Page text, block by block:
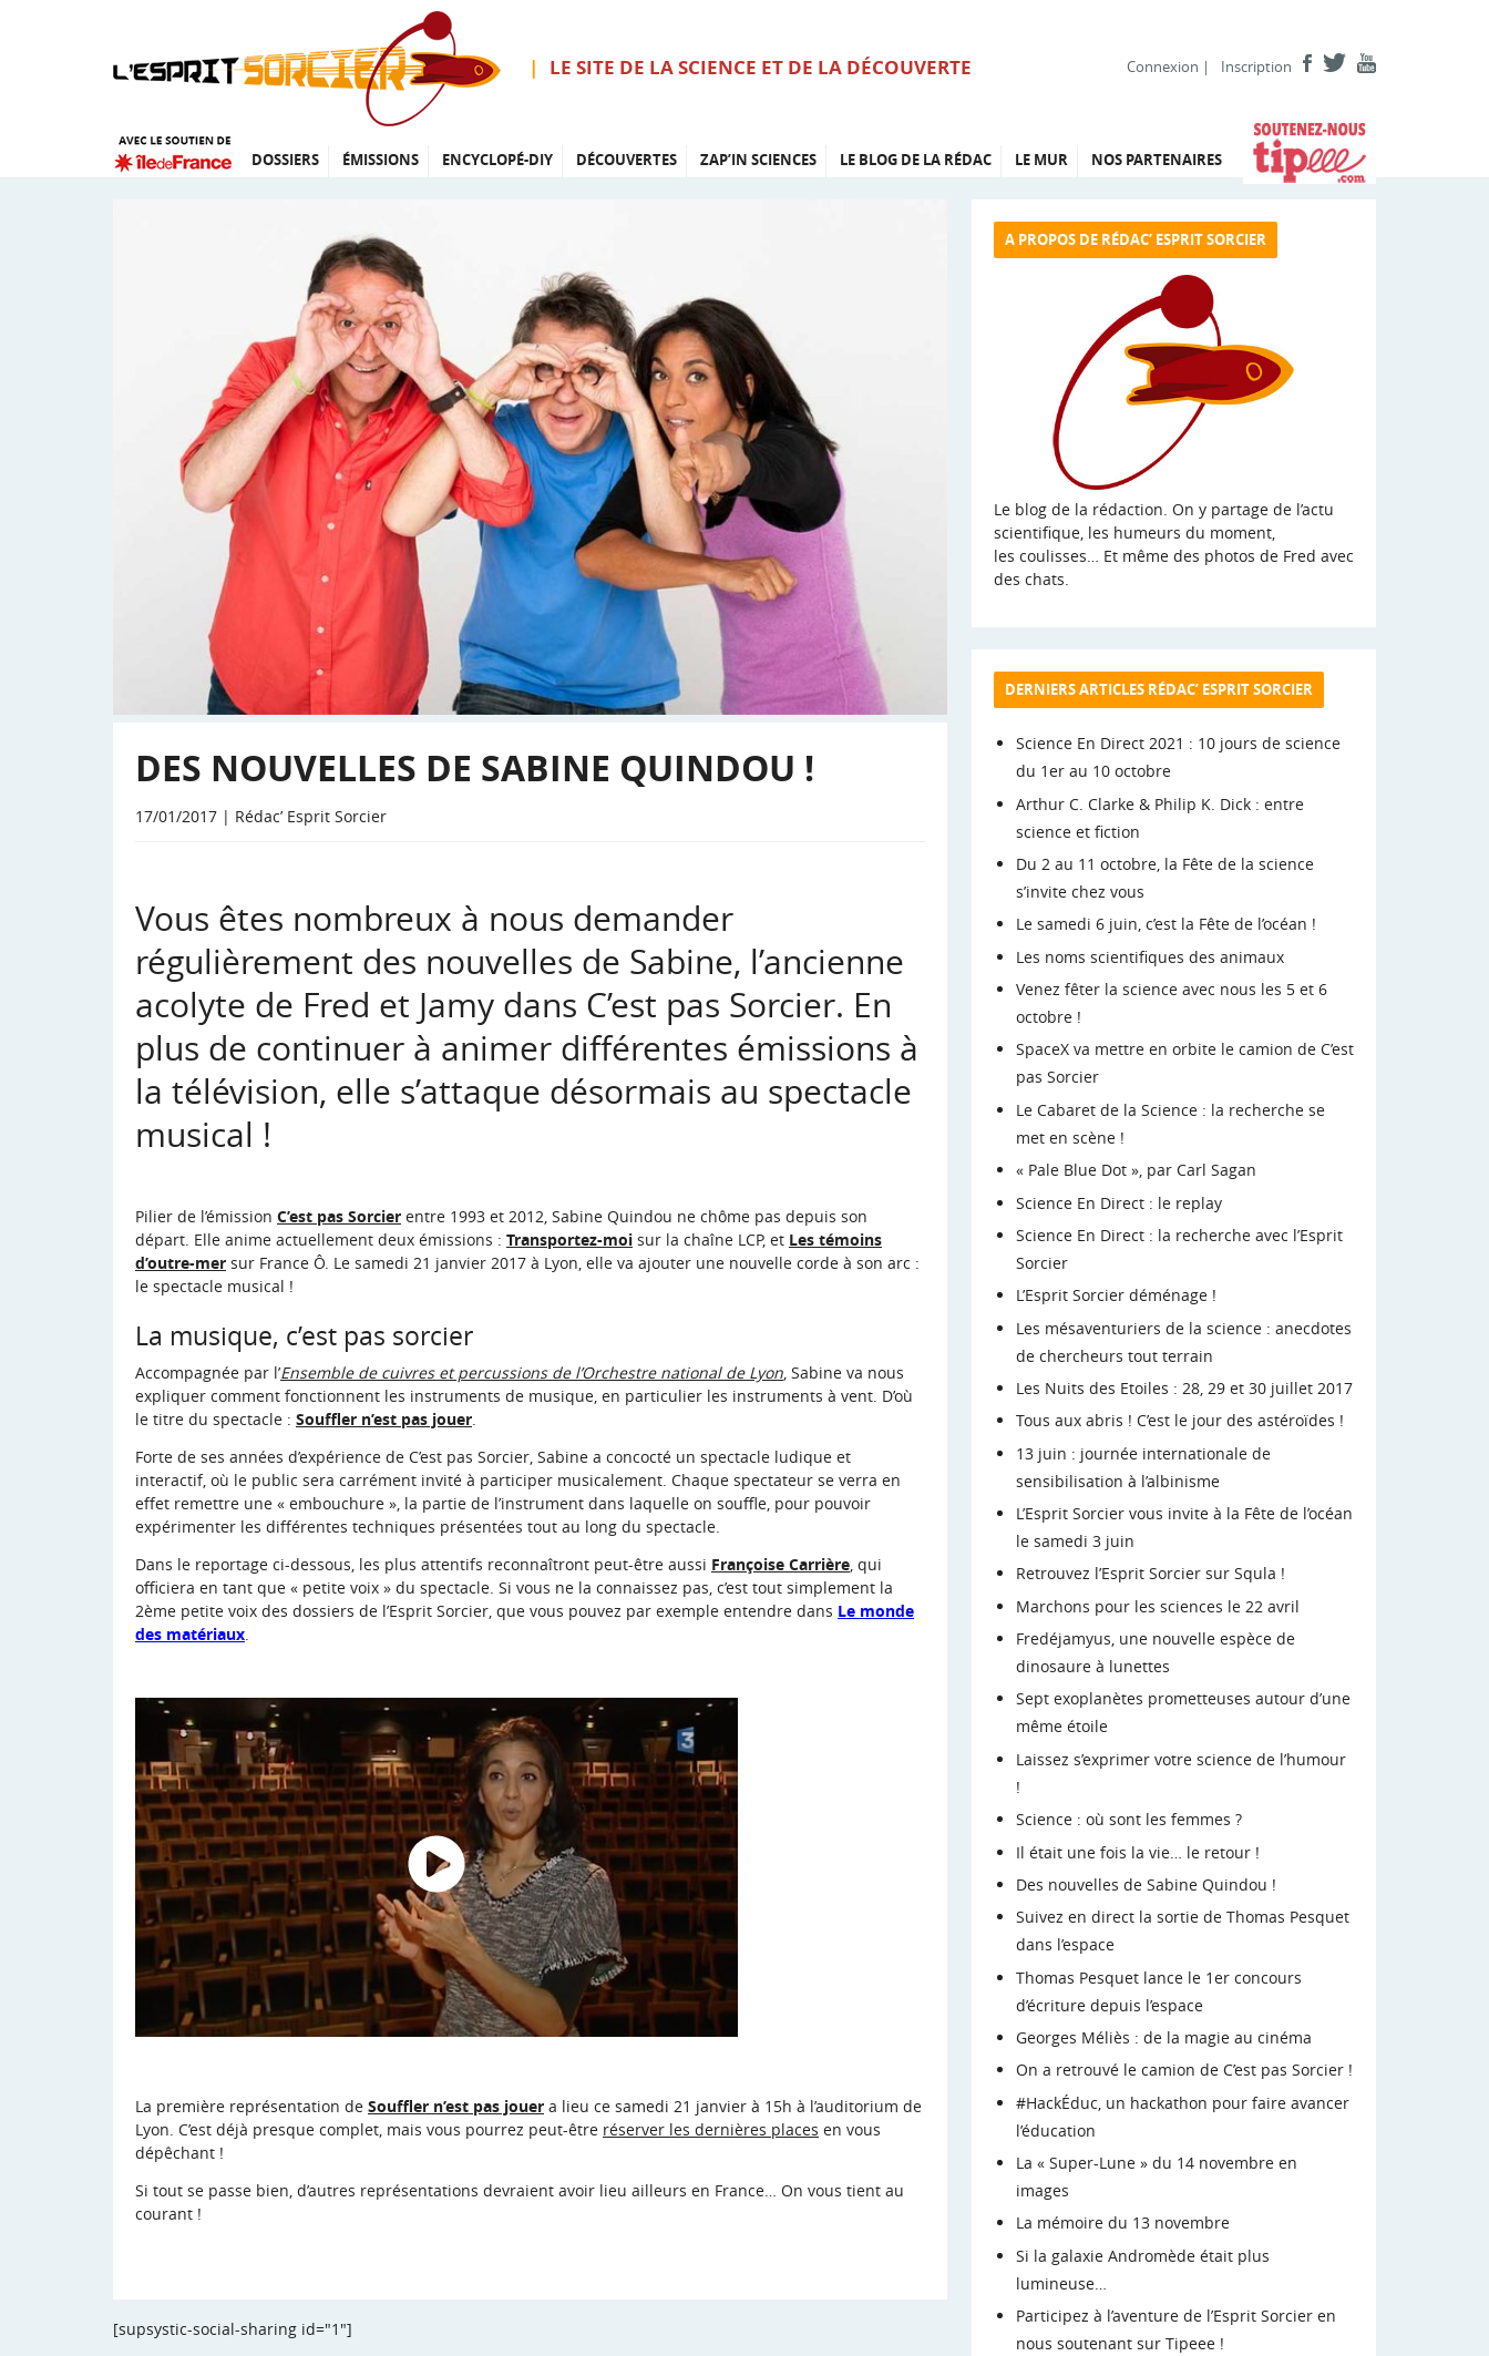
LE SITE DE LA SCIENCE ET DE LA DÉCOUVERTE Connexion | Inscription
DOSSIERS ÉMISSIONS ENCYCLOPÉ-DIY DÉCOUVERTES ZAP’IN SCIENCES LE BLOG DE LA RÉDAC LE MUR NOS PARTENAIRES
DES NOUVELLES DE SABINE QUINDOU !
17/01/2017 | Rédac’ Esprit Sorcier
Vous êtes nombreux à nous demander
régulièrement des nouvelles de Sabine, l’ancienne
acolyte de Fred et Jamy dans C’est pas Sorcier. En
plus de continuer à animer différentes émissions à
la télévision, elle s’attaque désormais au spectacle
musical !
Pilier de l’émission C’est pas Sorcier entre 1993 et 2012, Sabine Quindou ne chôme pas depuis son
départ. Elle anime actuellement deux émissions : Transportez-moi sur la chaîne LCP, et Les témoins
d’outre-mer sur France Ô. Le samedi 21 janvier 2017 à Lyon, elle va ajouter une nouvelle corde à son arc :
le spectacle musical !
La musique, c’est pas sorcier
Accompagnée par l’Ensemble de cuivres et percussions de l’Orchestre national de Lyon, Sabine va nous
expliquer comment fonctionnent les instruments de musique, en particulier les instruments à vent. D’où
le titre du spectacle : Souffler n’est pas jouer.
Forte de ses années d’expérience de C’est pas Sorcier, Sabine a concocté un spectacle ludique et
interactif, où le public sera carrément invité à participer musicalement. Chaque spectateur se verra en
effet remettre une « embouchure », la partie de l’instrument dans laquelle on souffle, pour pouvoir
expérimenter les différentes techniques présentées tout au long du spectacle.
Dans le reportage ci-dessous, les plus attentifs reconnaîtront peut-être aussi Françoise Carrière, qui
officiera en tant que « petite voix » du spectacle. Si vous ne la connaissez pas, c’est tout simplement la
2ème petite voix des dossiers de l’Esprit Sorcier, que vous pouvez par exemple entendre dans Le monde
des matériaux.
La première représentation de Souffler n’est pas jouer a lieu ce samedi 21 janvier à 15h à l’auditorium de
Lyon. C’est déjà presque complet, mais vous pourrez peut-être réserver les dernières places en vous
dépêchant !
Si tout se passe bien, d’autres représentations devraient avoir lieu ailleurs en France… On vous tient au
courant !
[supsystic-social-sharing id="1"]
A PROPOS DE RÉDAC’ ESPRIT SORCIER
Le blog de la rédaction. On y partage de l’actu
scientifique, les humeurs du moment,
les coulisses… Et même des photos de Fred avec
des chats.
DERNIERS ARTICLES RÉDAC’ ESPRIT SORCIER
Science En Direct 2021 : 10 jours de science
du 1er au 10 octobre
Arthur C. Clarke & Philip K. Dick : entre
science et fiction
Du 2 au 11 octobre, la Fête de la science
s’invite chez vous
Le samedi 6 juin, c’est la Fête de l’océan !
Les noms scientifiques des animaux
Venez fêter la science avec nous les 5 et 6
octobre !
SpaceX va mettre en orbite le camion de C’est
pas Sorcier
Le Cabaret de la Science : la recherche se
met en scène !
« Pale Blue Dot », par Carl Sagan
Science En Direct : le replay
Science En Direct : la recherche avec l’Esprit
Sorcier
L’Esprit Sorcier déménage !
Les mésaventuriers de la science : anecdotes
de chercheurs tout terrain
Les Nuits des Etoiles : 28, 29 et 30 juillet 2017
Tous aux abris ! C’est le jour des astéroïdes !
13 juin : journée internationale de
sensibilisation à l’albinisme
L’Esprit Sorcier vous invite à la Fête de l’océan
le samedi 3 juin
Retrouvez l’Esprit Sorcier sur Squla !
Marchons pour les sciences le 22 avril
Fredéjamyus, une nouvelle espèce de
dinosaure à lunettes
Sept exoplanètes prometteuses autour d’une
même étoile
Laissez s’exprimer votre science de l’humour
!
Science : où sont les femmes ?
Il était une fois la vie… le retour !
Des nouvelles de Sabine Quindou !
Suivez en direct la sortie de Thomas Pesquet
dans l’espace
Thomas Pesquet lance le 1er concours
d’écriture depuis l’espace
Georges Méliès : de la magie au cinéma
On a retrouvé le camion de C’est pas Sorcier !
#HackÉduc, un hackathon pour faire avancer
l’éducation
La « Super-Lune » du 14 novembre en
images
La mémoire du 13 novembre
Si la galaxie Andromède était plus
lumineuse…
Participez à l’aventure de l’Esprit Sorcier en
nous soutenant sur Tipeee !